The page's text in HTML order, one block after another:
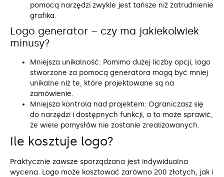
pomocą narzędzi zwykle jest tańsze niż zatrudnienie
grafika.
Logo generator – czy ma jakiekolwiek
minusy?
Mniejsza unikalność: Pomimo dużej liczby opcji, logo
stworzone za pomocą generatora mogą być mniej
unikalne niż te, które projektowane są na
zamówienie.
Mniejsza kontrola nad projektem: Ograniczasz się
do narzędzi i dostępnych funkcji, a to może sprawić,
że wiele pomysłów nie zostanie zrealizowanych.
Ile kosztuje logo?
Praktycznie zawsze sporządzana jest indywidualna
wycena. Logo może kosztować zarówno 200 złotych, jak i